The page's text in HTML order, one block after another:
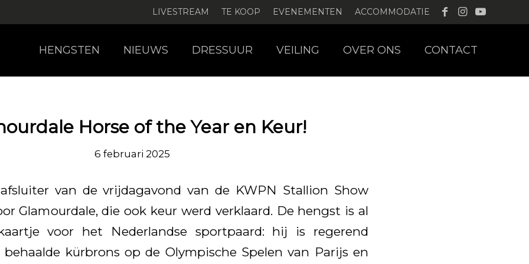
LIVESTREAM TE KOOP EVENEMENTEN ACCOMMODATIE
HENGSTEN NIEUWS DRESSUUR VEILING OVER ONS CONTACT
Horse of the Year en Keur!
6 februari 2025
van de vrijdagavond van de KWPN Stallion Show
Glamourdale, die ook keur werd verklaard. De hengst is al
voor het Nederlandse sportpaard: hij is regerend
behaalde kürbrons op de Olympische Spelen van Parijs en